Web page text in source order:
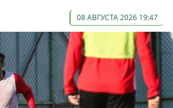
08 АВГУСТА 2026 19:47